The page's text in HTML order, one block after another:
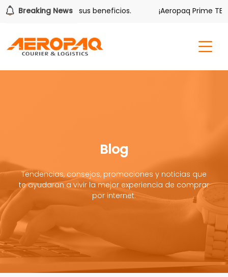
Breaking News
también tiene sus beneficios. ¡Aeropaq Prime TE
Blog
Tendencias, consejos, promociones y noticias que
te ayudaran a vivir la mejor experiencia de comprar
por internet.